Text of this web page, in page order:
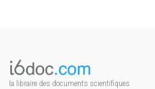
la libraire des documents scientifiques